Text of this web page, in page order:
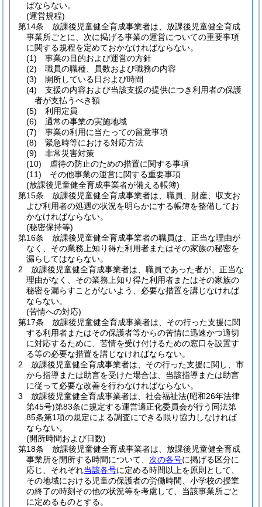
ばならない。
(運営規程)
第14条
放課後児童健全育成事業者は、放課後児童健全育成
事業所ごとに、次に掲げる事業の運営についての重要事項
に関する規程を定めておかなければならない。
(1)
事業の目的および運営の方針
(2)
職員の職種、員数および職務の内容
(3)
開所している日および時間
(4)
支援の内容および当該支援の提供につき利用者の保護
者が支払うべき額
(5)
利用定員
(6)
通常の事業の実施地域
(7)
事業の利用に当たっての留意事項
(8)
緊急時等における対応方法
(9)
非常災害対策
(10)
虐待の防止のための措置に関する事項
(11)
その他事業の運営に関する重要事項
(放課後児童健全育成事業者が備える帳簿)
第15条
放課後児童健全育成事業者は、職員、財産、収支お
よび利用者の処遇の状況を明らかにする帳簿を整備してお
かなければならない。
(秘密保持等)
第16条
放課後児童健全育成事業者の職員は、正当な理由が
なく、その業務上知り得た利用者またはその家族の秘密を
漏らしてはならない。
2
放課後児童健全育成事業者は、職員であった者が、正当な
理由がなく、その業務上知り得た利用者またはその家族の
秘密を漏らすことがないよう、必要な措置を講じなければ
ならない。
(苦情への対応)
第17条
放課後児童健全育成事業者は、その行った支援に関
する利用者またはその保護者等からの苦情に迅速かつ適切
に対応するために、苦情を受け付けるための窓口を設置す
る等の必要な措置を講じなければならない。
2
放課後児童健全育成事業者は、その行った支援に関し、市
から指導または助言を受けた場合は、当該指導または助言
に従って必要な改善を行わなければならない。
3
放課後児童健全育成事業者は、社会福祉法(昭和26年法律
第45号)第83条に規定する運営適正化委員会が行う同法第
85条第1項の規定による調査にできる限り協力しなければ
ならない。
(開所時間および日数)
第18条
放課後児童健全育成事業者は、放課後児童健全育成
事業所を開所する時間について、 次の各号に掲げる区分に
応じ、それぞれ当該各号に定める時間以上を原則として、
その地域における児童の保護者の労働時間、小学校の授業
の終了の時刻その他の状況等を考慮して、当該事業所ごと
に定めるものとする。